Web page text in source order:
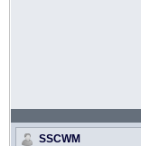
SSCWM